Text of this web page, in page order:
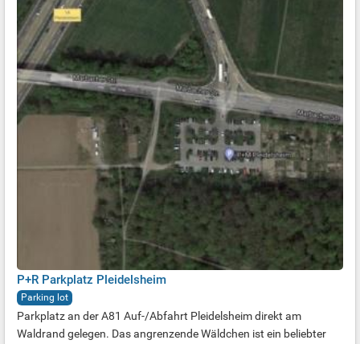
P+R Parkplatz Pleidelsheim
Parking lot
Parkplatz an der A81 Auf-/Abfahrt Pleidelsheim direkt am
Waldrand gelegen. Das angrenzende Wäldchen ist ein beliebter